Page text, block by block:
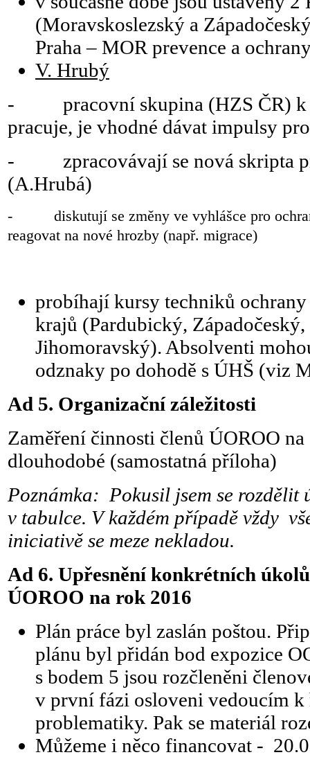
(Moravskoslezský a
Praha – MOR prevence a
V. Hrubý
- pracovní skupina (HZS ČR) k
pracuje, je vhodné dávat impulsy
- zpracovávají se nová skripta
(A.Hrubá)
- diskutují se změny ve vyhlášce pro
reagovat na nové hrozby (např. migrace)
probíhají kursy techniků
krajů (Pardubický, Západočeský,
Jihomoravský). Absolventi
odznaky po dohodě s ÚHŠ (viz
Ad 5. Organizační záležitosti
Zaměření činnosti členů ÚOROO
dlouhodobé (samostatná příloha)
Poznámka: Pokusil jsem se rozdělit
v tabulce. V každém případě vždy
iniciativě se meze nekladou.
Ad 6. Upřesnění konkrétních
ÚOROO na rok 2016
Plán práce byl zaslán poštou.
plánu byl přidán bod expozice
s bodem 5 jsou rozčleněni
v první fázi osloveni vedoucím k
problematiky. Pak se materiál
Můžeme i něco financovat -